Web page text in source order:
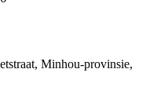
Minhou-provinsie,